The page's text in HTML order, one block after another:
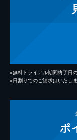
※無料トライアル期間終了日
※日割りでのご請求はいたしま
ポ